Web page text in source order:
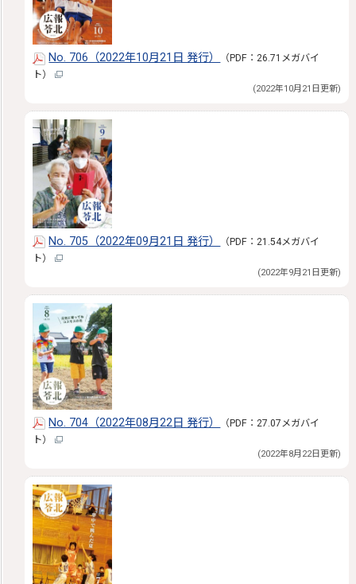
No. 706（2022年10月21日 発行）
（PDF：26.71メガバイ
ト）
(2022年10月21日更新)
No. 705（2022年09月21日 発行）
（PDF：21.54メガバイ
ト）
(2022年9月21日更新)
No. 704（2022年08月22日 発行）
（PDF：27.07メガバイ
ト）
(2022年8月22日更新)